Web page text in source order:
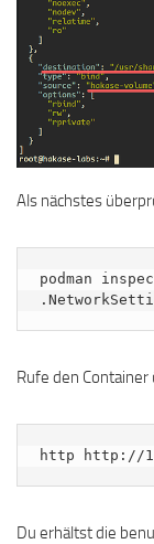
Als nächstes
podman
Rufe den
http http://
Du erhältst die